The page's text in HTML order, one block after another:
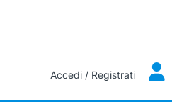
Accedi / Registrati